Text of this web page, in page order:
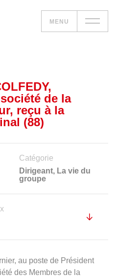
MENU
de la
reçu à la
(88)
Catégorie
Dirigeant, La vie du
groupe
au poste de Président
des Membres de la